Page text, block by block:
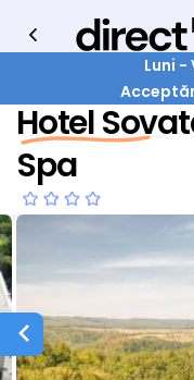
Luni -
Hotel
Spa